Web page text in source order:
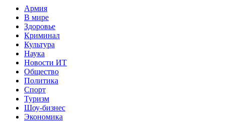
Армия
В мире
Здоровье
Криминал
Культура
Наука
Новости ИТ
Общество
Политика
Спорт
Туризм
Шоу-бизнес
Экономика